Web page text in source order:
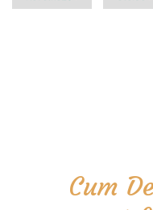
oldal
oldal
Cum